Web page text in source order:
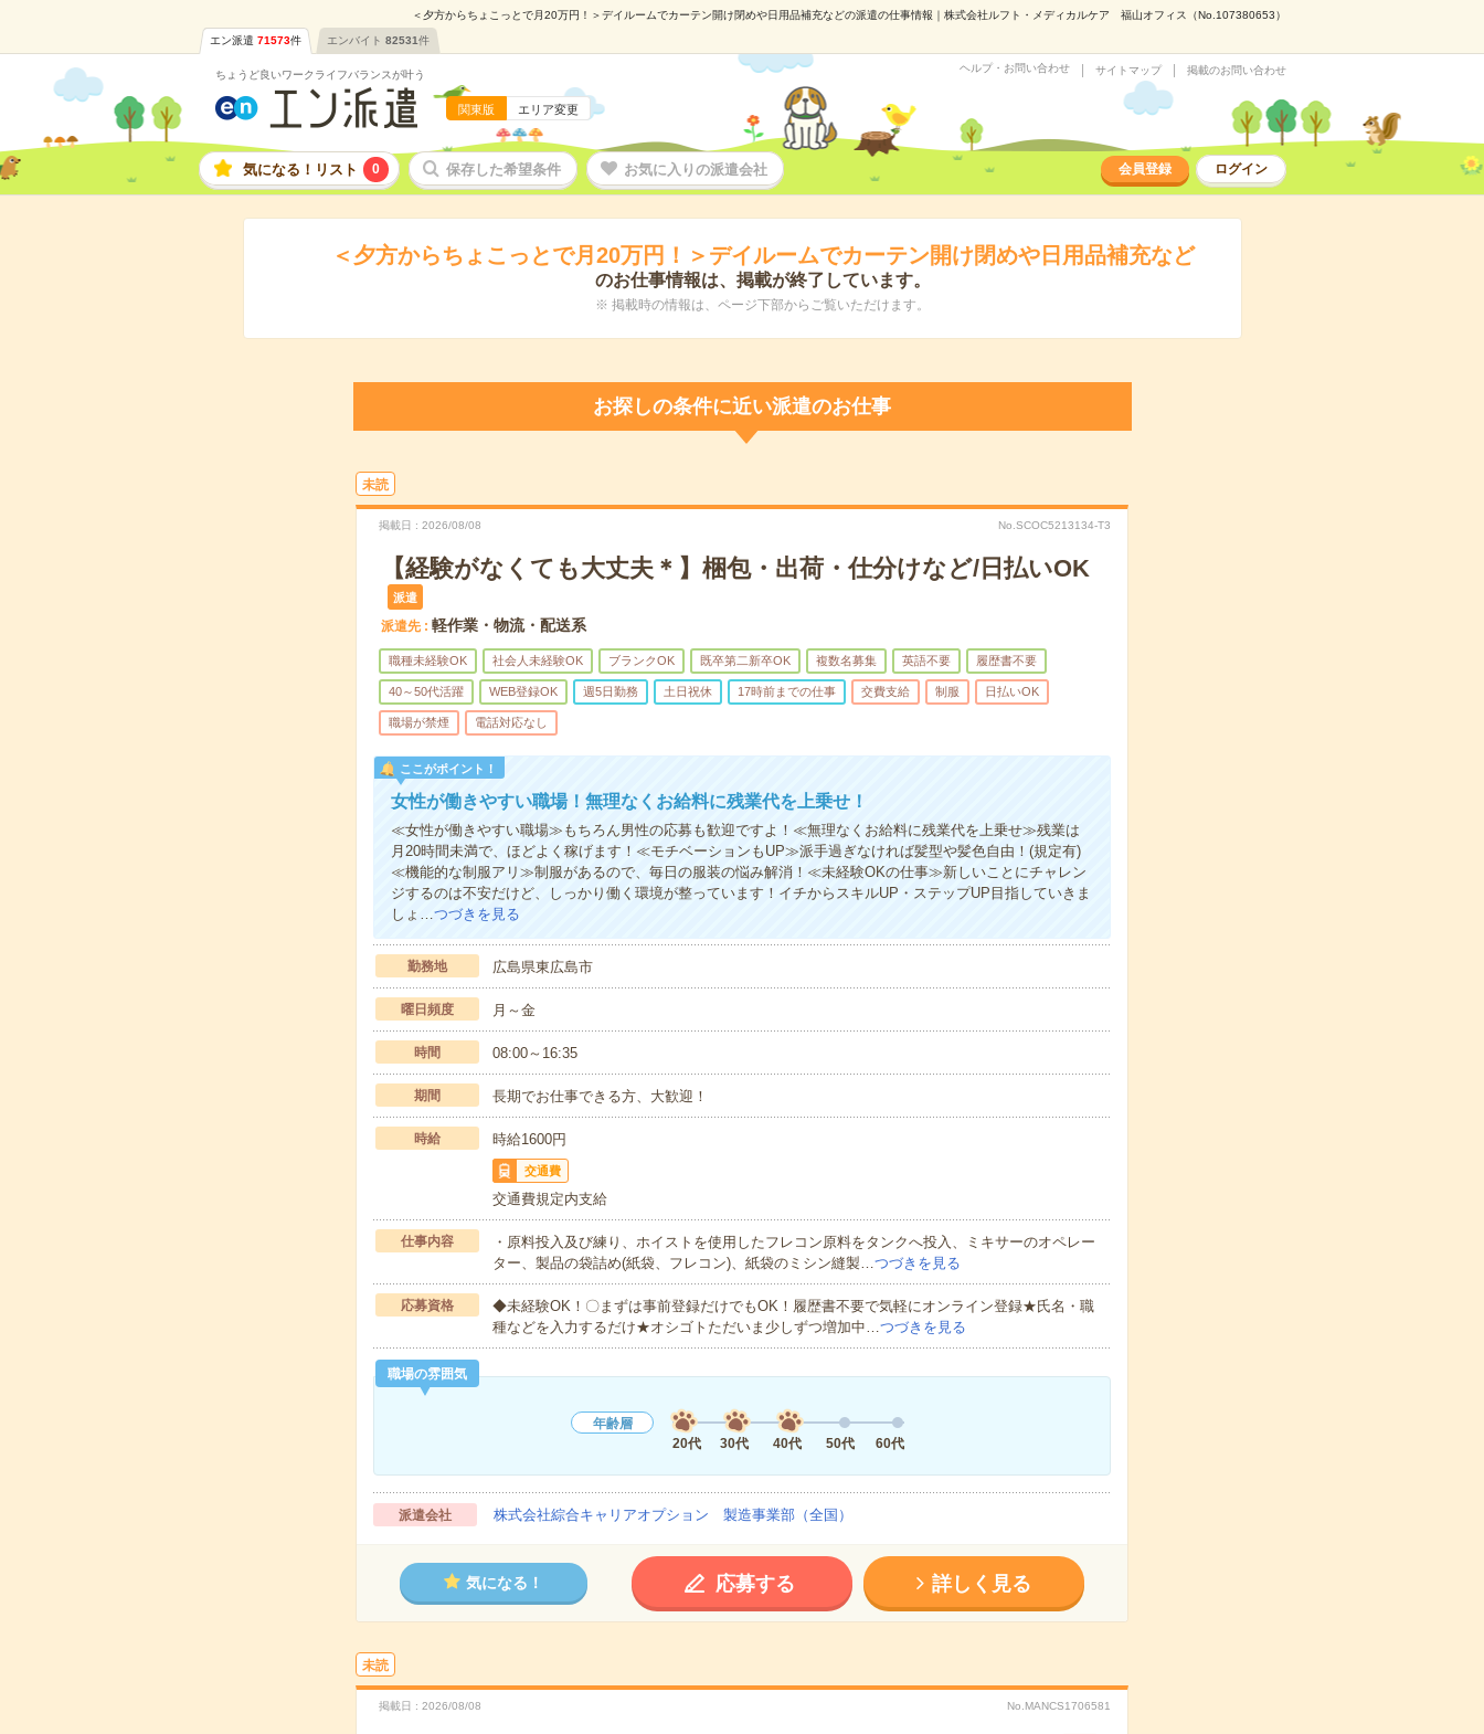
＜夕方からちょこっとで月20万円！＞デイルームでカーテン開け閉めや日用品補充などの派遣の仕事情報｜株式会社ルフト・メディカルケア 福山オフィス（No.107380653）
エン派遣 71573件 エンバイト 82531件
ちょうど良いワークライフバランスが叶う
関東版 エリア変更
ヘルプ・お問い合わせ サイトマップ 掲載のお問い合わせ
気になる！リスト 0 保存した希望条件 お気に入りの派遣会社 会員登録 ログイン
＜夕方からちょこっとで月20万円！＞デイルームでカーテン開け閉めや日用品補充など
のお仕事情報は、掲載が終了しています。
※ 掲載時の情報は、ページ下部からご覧いただけます。
お探しの条件に近い派遣のお仕事
未読
掲載日 2026/08/08 No.SCOC5213134-T3
【経験がなくても大丈夫＊】梱包・出荷・仕分けなど/日払いOK
派遣
派遣先 軽作業・物流・配送系
職種未経験OK 社会人未経験OK ブランクOK 既卒第二新卒OK 複数名募集 英語不要 履歴書不要
40～50代活躍 WEB登録OK 週5日勤務 土日祝休 17時前までの仕事 交費支給 制服 日払いOK
職場が禁煙 電話対応なし
ここがポイント！
女性が働きやすい職場！無理なくお給料に残業代を上乗せ！
≪女性が働きやすい職場≫もちろん男性の応募も歓迎ですよ！≪無理なくお給料に残業代を上乗せ≫残業は
月20時間未満で、ほどよく稼げます！≪モチベーションもUP≫派手過ぎなければ髪型や髪色自由！(規定有)
≪機能的な制服アリ≫制服があるので、毎日の服装の悩み解消！≪未経験OKの仕事≫新しいことにチャレン
ジするのは不安だけど、しっかり働く環境が整っています！イチからスキルUP・ステップUP目指していきま
しょ…つづきを見る
勤務地 広島県東広島市
曜日頻度 月～金
時間 08:00～16:35
期間 長期でお仕事できる方、大歓迎！
時給 時給1600円
交通費
交通費規定内支給
仕事内容
・原料投入及び練り、ホイストを使用したフレコン原料をタンクへ投入、ミキサーのオペレー
ター、製品の袋詰め(紙袋、フレコン)、紙袋のミシン縫製…つづきを見る
応募資格
◆未経験OK！〇まずは事前登録だけでもOK！履歴書不要で気軽にオンライン登録★氏名・職
種などを入力するだけ★オシゴトただいま少しずつ増加中…つづきを見る
職場の雰囲気
年齢層
20代
30代 40代 50代 60代
派遣会社 株式会社綜合キャリアオプション 製造事業部（全国）
気になる！ 応募する 詳しく見る
未読
掲載日 2026/08/08 No.MANCS1706581